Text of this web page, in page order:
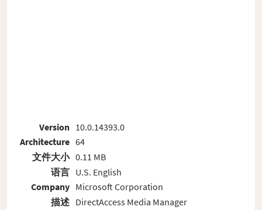
Version
Architecture
文件大小
语言
Company
描述
10.0.14393.0
64
0.11 MB
U.S. English
Microsoft Corporation
DirectAccess Media Manager